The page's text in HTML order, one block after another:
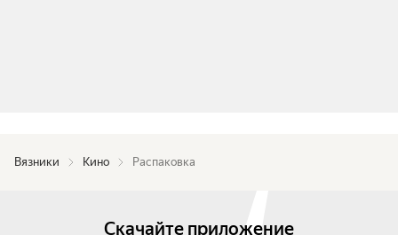
Вязники Кино Распаковка
Скачайте приложение